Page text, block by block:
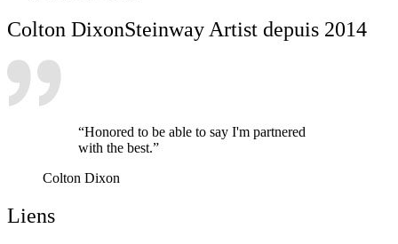
Colton DixonSteinway Artist depuis 2014
“Honored to be able to say I'm partnered
with the best.”
Colton Dixon
Liens